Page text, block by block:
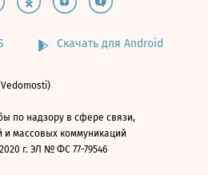
Скачать для Android
по надзору в сфере связи,
массовых коммуникаций
г. ЭЛ № ФС 77-79546